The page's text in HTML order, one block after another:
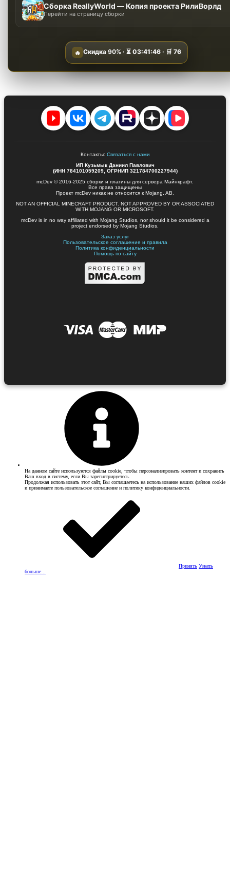
Сборка ReallyWorld — Копия проекта РилиВорлд
Перейти на страницу сборки
🔥 Скидка 90%· ⏳ 03:41:45· 🛒 76
Контакты: Связаться с нами
ИП Кузьмык Даниил Павлович
(ИНН 784101059209, ОГРНИП 321784700227944)
mcDev © 2016-2025 сборки и плагины для сервера Майнкрафт.
Все права защищены
Проект mcDev никак не относится к Mojang, AB.
NOT AN OFFICIAL MINECRAFT PRODUCT. NOT APPROVED BY OR ASSOCIATED
WITH MOJANG OR MICROSOFT.
mcDev is in no way affiliated with Mojang Studios, nor should it be considered a
project endorsed by Mojang Studios.
Заказ услуг
Пользовательское соглашение и правила
Политика конфиденциальности
Помощь по сайту
На данном сайте используются файлы cookie, чтобы персонализировать контент и сохранить
Ваш вход в систему, если Вы зарегистрируетесь.
Продолжая использовать этот сайт, Вы соглашаетесь на использование наших файлов cookie
и принимаете пользовательское соглашение и политику конфиденциальности.
Принять Узнать
больше...